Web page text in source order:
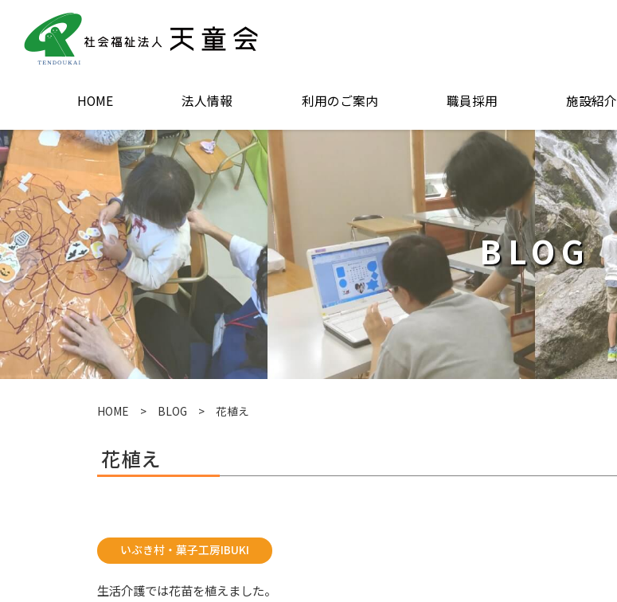
HOME 法人情報 利用のご案内 職員採用 施設紹介
BLOG
HOME > BLOG > 花植え
花植え
いぶき村・菓子工房IBUKI
生活介護では花苗を植えました。